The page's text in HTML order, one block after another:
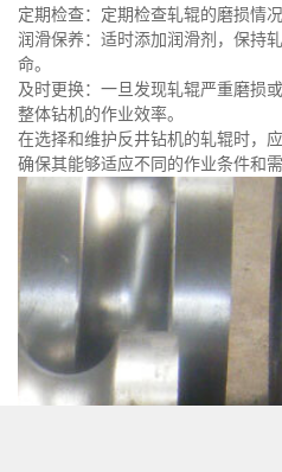
定期检查：定期检查轧辊的磨损情
润滑保养：适时添加润滑剂，保持
命。
及时更换：一旦发现轧辊严重磨损
整体钻机的作业效率。
在选择和维护反井钻机的轧辊时，
确保其能够适应不同的作业条件和需